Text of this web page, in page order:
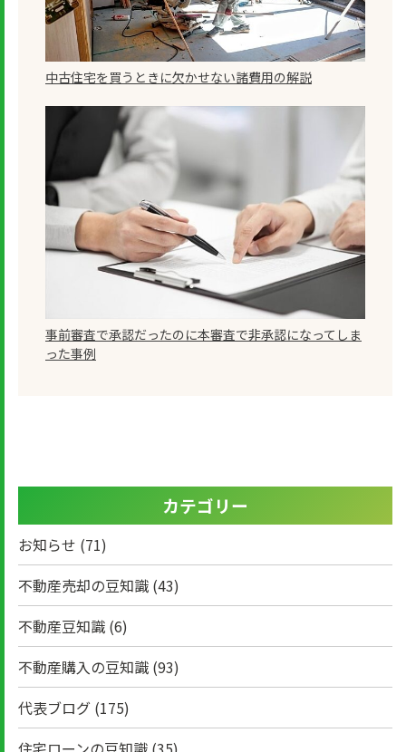
中古住宅を買うときに欠かせない諸費用の解説
事前審査で承認だったのに本審査で非承認になってしま
った事例
カテゴリー
お知らせ (71)
不動産売却の豆知識 (43)
不動産豆知識 (6)
不動産購入の豆知識 (93)
代表ブログ (175)